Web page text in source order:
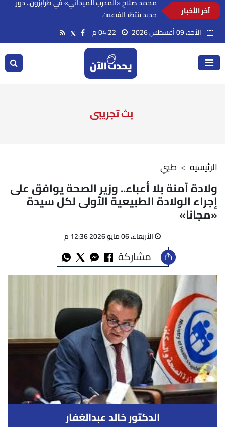
آخر الأخبار
محمد صلاح «المدرب الميداني» في طرابزون.. دور
الأحد، 09 أغسطس 2026
بث تجريبى
طبي الرئيسيه
ولادة آمنة بلا أعباء.. وزير الصحة يوافق على
إجراء الولادة الطبيعية الأولى لكل سيدة
«مجانا»
الأربعاء، 06 مايو 2026 12:36 م
مشاركة
الدكتور خالد عبدالغفار